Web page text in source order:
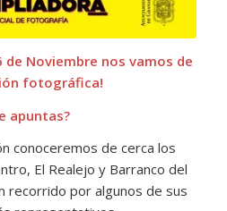
de Noviembre nos vamos de
fotográfica!
apuntas?
conoceremos de cerca los
El Realejo y Barranco del
recorrido por algunos de sus